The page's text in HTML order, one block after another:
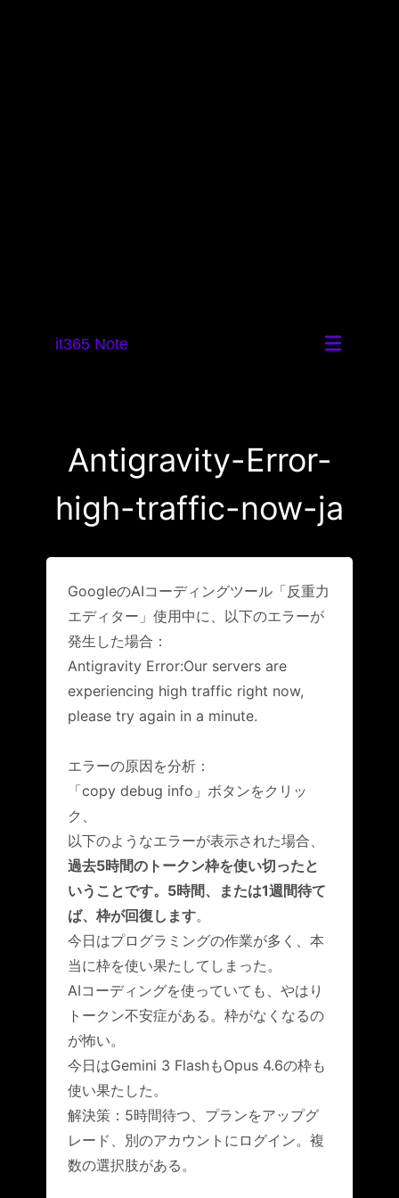
it365 Note
Antigravity-Error-
high-traffic-now-ja
GoogleのAIコーディングツール「反重力
エディター」使用中に、以下のエラーが
発生した場合：
Antigravity Error:Our servers are
experiencing high traffic right now,
please try again in a minute.
エラーの原因を分析：
「copy debug info」ボタンをクリッ
ク、
以下のようなエラーが表示された場合、
過去5時間のトークン枠を使い切ったと
いうことです。5時間、または1週間待て
ば、枠が回復します。
今日はプログラミングの作業が多く、本
当に枠を使い果たしてしまった。
AIコーディングを使っていても、やはり
トークン不安症がある。枠がなくなるの
が怖い。
今日はGemini 3 FlashもOpus 4.6の枠も
使い果たした。
解決策：5時間待つ、プランをアップグ
レード、別のアカウントにログイン。複
数の選択肢がある。